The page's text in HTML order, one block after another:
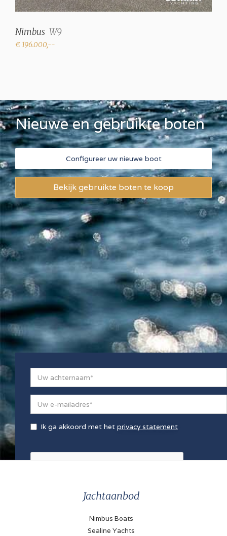
Nimbus W9
€ 196.000,--
Nieuwe en gebruikte boten
Configureer uw nieuwe boot
Bekijk gebruikte boten te koop
Ik ga akkoord met het privacy statement
Jachtaanbod
Nimbus Boats
Sealine Yachts